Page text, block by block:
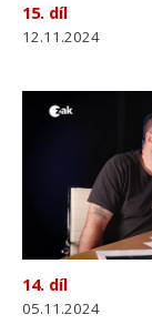
15. díl
12.11.2024
14. díl
05.11.2024